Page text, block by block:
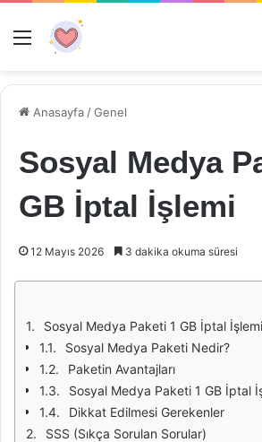
Menü
Anasayfa /Genel
Sosyal Medya
GB İptal İşlemi
12 Mayıs 2026 3 dakika okuma süresi
Sosyal Medya Paketi 1 GB İptal İşlemi:
Sosyal Medya Paketi Nedir?
Paketin Avantajları
Sosyal Medya Paketi 1 GB İptal
Dikkat Edilmesi Gerekenler
SSS (Sıkça Sorulan Sorular)